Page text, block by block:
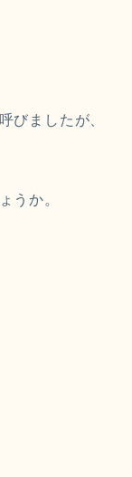
びましたが、
うか。